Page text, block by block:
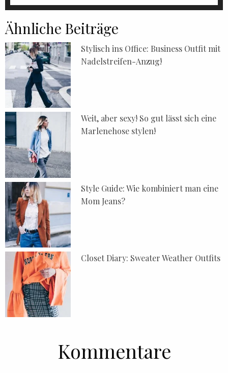
Ähnliche Beiträge
Stylisch ins Office: Business Outfit mit
Nadelstreifen-Anzug!
Weit, aber sexy! So gut lässt sich eine
Marlenehose stylen!
Style Guide: Wie kombiniert man eine
Mom Jeans?
Closet Diary: Sweater Weather Outfits
Kommentare